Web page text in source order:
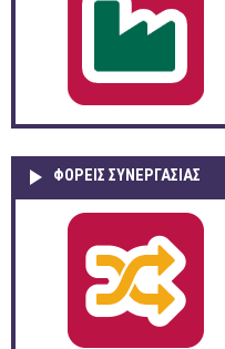
ΦΟΡΕΙΣ ΣΥΝΕΡΓΑΣΙΑΣ